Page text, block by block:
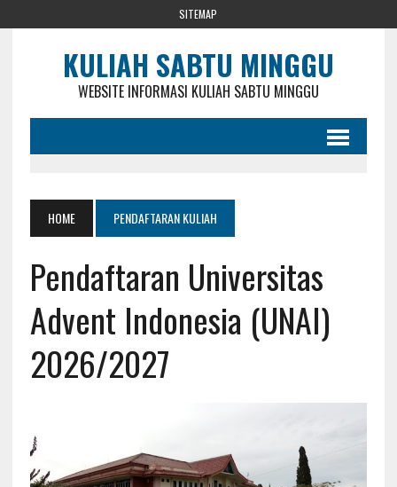
SITEMAP
KULIAH SABTU MINGGU
WEBSITE INFORMASI KULIAH SABTU MINGGU
HOME PENDAFTARAN KULIAH
Pendaftaran Universitas
Advent Indonesia (UNAI)
2026/2027